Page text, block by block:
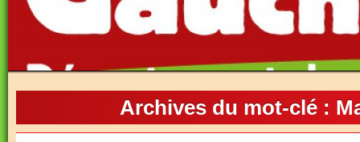
Archives du mot-clé :